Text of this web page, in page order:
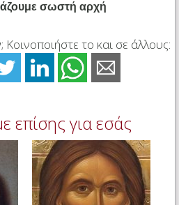
σωστή αρχή
το και σε άλλους:
επίσης για εσάς